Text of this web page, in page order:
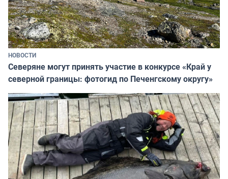
НОВОСТИ
Северяне могут принять участие в конкурсе «Край у
северной границы: фотогид по Печенгскому округу»